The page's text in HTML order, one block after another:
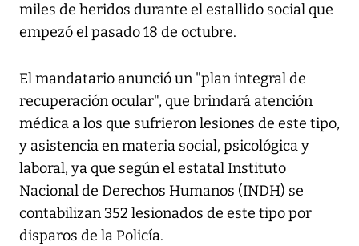
miles de heridos durante el estallido social que
empezó el pasado 18 de octubre.
El mandatario anunció un "plan integral de
recuperación ocular", que brindará atención
médica a los que sufrieron lesiones de este tipo,
y asistencia en materia social, psicológica y
laboral, ya que según el estatal Instituto
Nacional de Derechos Humanos (INDH) se
contabilizan 352 lesionados de este tipo por
disparos de la Policía.